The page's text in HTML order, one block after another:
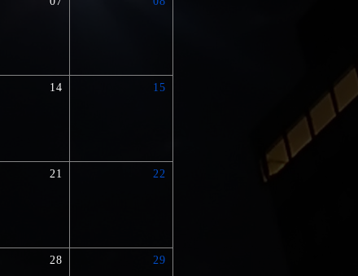
14 15
21 22
28 29